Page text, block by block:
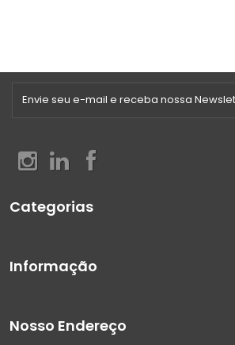
Categorias
Informação
Nosso Endereço